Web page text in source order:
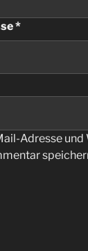
*
Adresse